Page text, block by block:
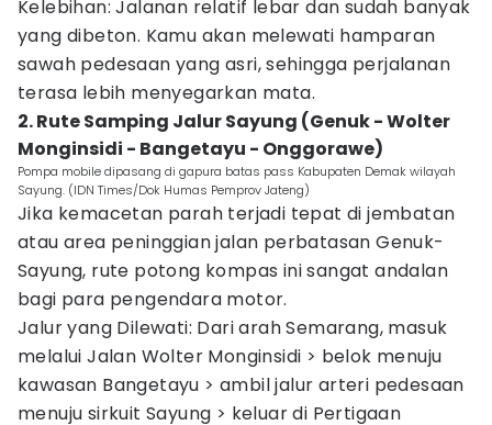
Kelebihan: Jalanan relatif lebar dan sudah banyak
yang dibeton. Kamu akan melewati hamparan
sawah pedesaan yang asri, sehingga perjalanan
terasa lebih menyegarkan mata.
2. Rute Samping Jalur Sayung (Genuk - Wolter
Monginsidi - Bangetayu - Onggorawe)
Pompa mobile dipasang di gapura batas pass Kabupaten Demak wilayah
Sayung. (IDN Times/Dok Humas Pemprov Jateng)
Jika kemacetan parah terjadi tepat di jembatan
atau area peninggian jalan perbatasan Genuk-
Sayung, rute potong kompas ini sangat andalan
bagi para pengendara motor.
Jalur yang Dilewati: Dari arah Semarang, masuk
melalui Jalan Wolter Monginsidi > belok menuju
kawasan Bangetayu > ambil jalur arteri pedesaan
menuju sirkuit Sayung > keluar di Pertigaan